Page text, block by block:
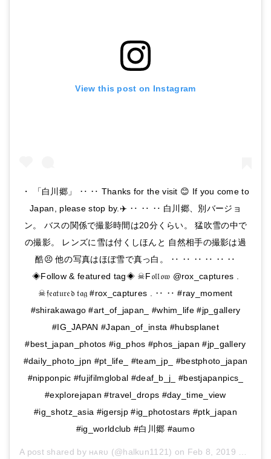
View this post on Instagram
・ 「白川郷」 ‥ ‥ Thanks for the visit 😊 If you come to
Japan, please stop by.✈️ ‥ ‥ ‥ 白川郷、別バージョ
ン。 バスの関係で撮影時間は20分くらい。 猛吹雪の中で
の撮影。 レンズに雪は付くしほんと 自然相手の撮影は過
酷😣 他の写真はほぼ雪で真っ白。 ‥ ‥ ‥ ‥ ‥ ‥
◈Follow & featured tag◈ ☠F𝔬𝔩𝔩𝔬𝔴 @rox_captures .
☠𝔣𝔢𝔞𝔱𝔲𝔯𝔢𝔡 𝔱𝔞𝔤 #rox_captures . ‥ ‥ #ray_moment
#shirakawago #art_of_japan_ #whim_life #jp_gallery
#IG_JAPAN #Japan_of_insta #hubsplanet
#best_japan_photos #ig_phos #phos_japan #jp_gallery
#daily_photo_jpn #pt_life_ #team_jp_ #bestphoto_japan
#nipponpic #fujifilmglobal #deaf_b_j_ #bestjapanpics_
#explorejapan #travel_drops #day_time_view
#ig_shotz_asia #igersjp #ig_photostars #ptk_japan
#ig_worldclub #白川郷 #aumo
A post shared by ʜᴀʀᴜ (@halkun1121) on Feb 8, 2019 at 5:03am PST